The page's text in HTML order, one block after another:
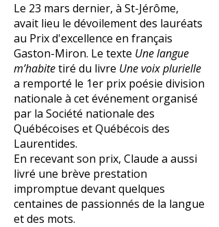
Le 23 mars dernier, à St-Jérôme,
avait lieu le dévoilement des lauréats
au Prix d'excellence en français
Gaston-Miron. Le texte Une langue
m’habitetiré du livre Une voix plurielle
a remporté le 1er prix poésie division
nationale à cet événement organisé
par la Société nationale des
Québécoises et Québécois des
Laurentides.
En recevant son prix, Claude a aussi
livré une brève prestation
impromptue devant quelques
centaines de passionnés de la langue
et des mots.